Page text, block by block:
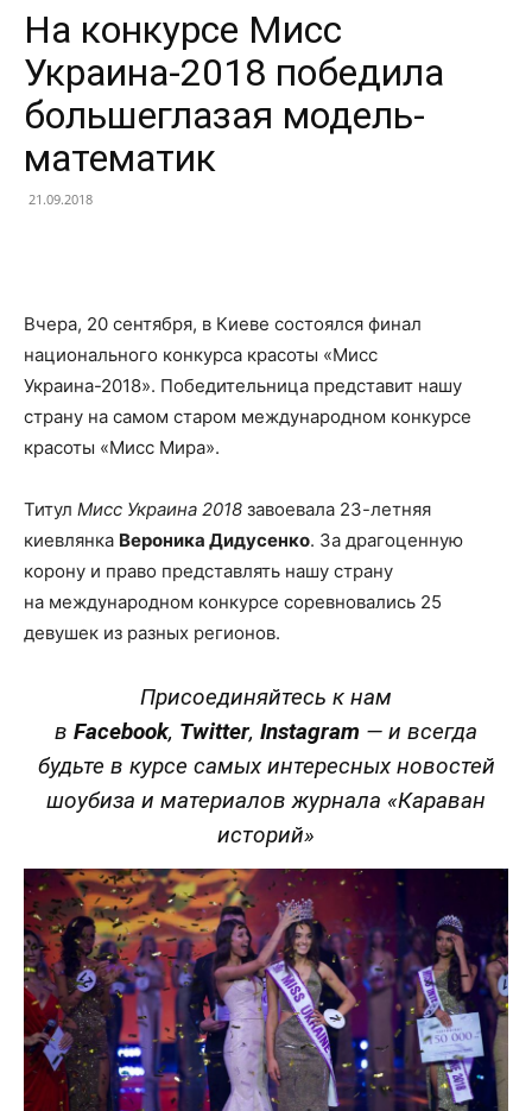
На конкурсе Мисс
Украина-2018 победила
большеглазая модель-
математик
21.09.2018
Вчера, 20 сентября, в Киеве состоялся финал
национального конкурса красоты «Мисс
Украина-2018». Победительница представит нашу
страну на самом старом международном конкурсе
красоты «Мисс Мира».
Титул Мисс Украина 2018 завоевала 23-летняя
киевлянка Вероника Дидусенко. За драгоценную
корону и право представлять нашу страну
на международном конкурсе соревновались 25
девушек из разных регионов.
Присоединяйтесь к нам
в Facebook, Twitter, Instagram — и всегда
будьте в курсе самых интересных новостей
шоубиза и материалов журнала «Караван
историй»